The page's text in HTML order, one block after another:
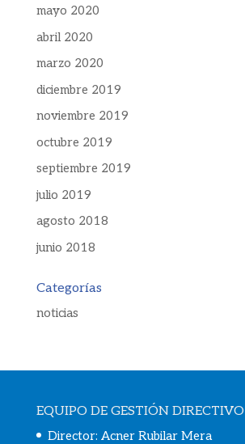
mayo 2020
abril 2020
marzo 2020
diciembre 2019
noviembre 2019
octubre 2019
septiembre 2019
julio 2019
agosto 2018
junio 2018
Categorías
noticias
EQUIPO DE GESTIÓN DIRECTIVO
Director: Acner Rubilar Mera